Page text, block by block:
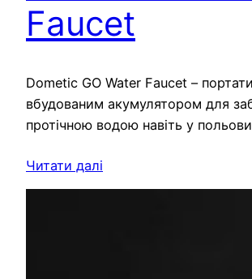
Faucet
Dometic GO Water Faucet –
вбудованим акумулятором для
протічною водою навіть у
Читати далі